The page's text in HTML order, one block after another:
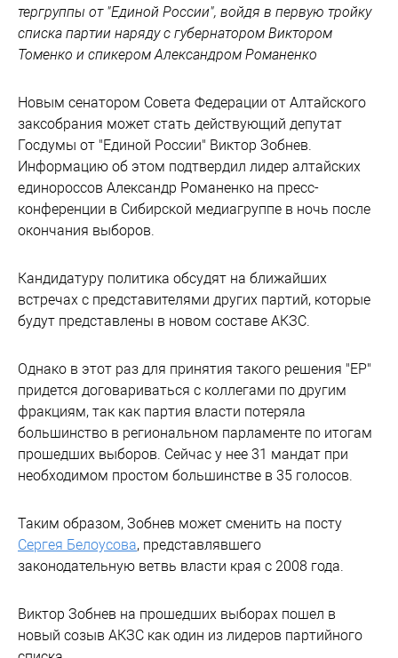
тергруппы от "Единой России", войдя в первую тройку
списка партии наряду с губернатором Виктором
Томенко и спикером Александром Романенко
Новым сенатором Совета Федерации от Алтайского
заксобрания может стать действующий депутат
Госдумы от "Единой России" Виктор Зобнев.
Информацию об этом подтвердил лидер алтайских
единороссов Александр Романенко на пресс-
конференции в Сибирской медиагруппе в ночь после
окончания выборов.
Кандидатуру политика обсудят на ближайших
встречах с представителями других партий, которые
будут представлены в новом составе АКЗС.
Однако в этот раз для принятия такого решения "ЕР"
придется договариваться с коллегами по другим
фракциям, так как партия власти потеряла
большинство в региональном парламенте по итогам
прошедших выборов. Сейчас у нее 31 мандат при
необходимом простом большинстве в 35 голосов.
Таким образом, Зобнев может сменить на посту
Сергея Белоусова, представлявшего
законодательную ветвь власти края с 2008 года.
Виктор Зобнев на прошедших выборах пошел в
новый созыв АКЗС как один из лидеров партийного